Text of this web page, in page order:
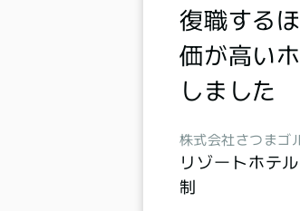
復職する
価が高い
しました
株式会社さつまゴ
リゾートホテ
制